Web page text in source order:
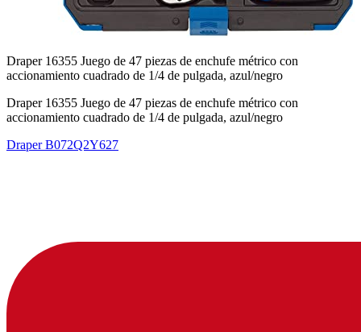
Draper 16355 Juego de 47 piezas de enchufe métrico con
accionamiento cuadrado de 1/4 de pulgada, azul/negro
Draper 16355 Juego de 47 piezas de enchufe métrico con
accionamiento cuadrado de 1/4 de pulgada, azul/negro
DraperB072Q2Y627